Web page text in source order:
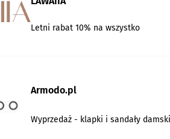
Letni rabat 10% na wszystko
Armodo.pl
Wyprzedaż - klapki i sandały